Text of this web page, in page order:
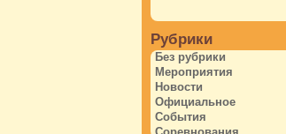
Рубрики
Без рубрики
Мероприятия
Новости
Официальное
События